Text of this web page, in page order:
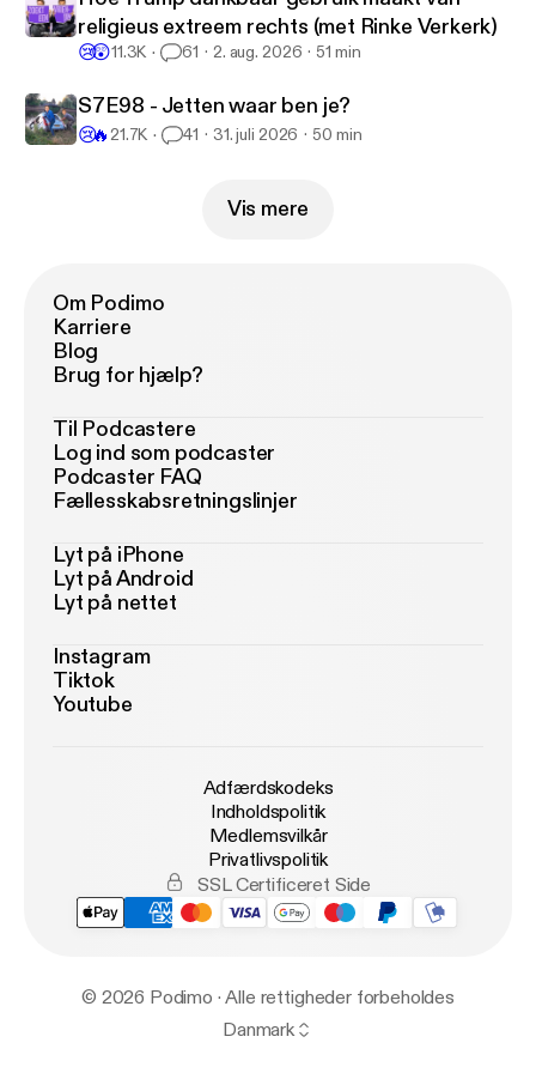
religieus extreem rechts (met Rinke Verkerk)
😢😲11.3K 61 2. aug. 2026 51 min
S7E98 - Jetten waar ben je?
😢🔥 21.7K 41 31. juli 2026 50 min
Vis mere
Om Podimo
Karriere
Blog
Brug for hjælp?
Til Podcastere
Log ind som podcaster
Podcaster FAQ
Fællesskabsretningslinjer
Lyt på iPhone
Lyt på Android
Lyt på nettet
Instagram
Tiktok
Youtube
Adfærdskodeks
Indholdspolitik
Medlemsvilkår
Privatlivspolitik
SSL Certificeret Side
© 2026 Podimo · Alle rettigheder forbeholdes
Danmark